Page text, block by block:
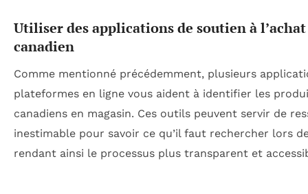
Utiliser des applications de soutien à l’achat
canadien
Comme mentionné précédemment, plusieurs
plateformes en ligne vous aident à identifier les
canadiens en magasin. Ces outils peuvent servir de
inestimable pour savoir ce qu’il faut rechercher lors
rendant ainsi le processus plus transparent et